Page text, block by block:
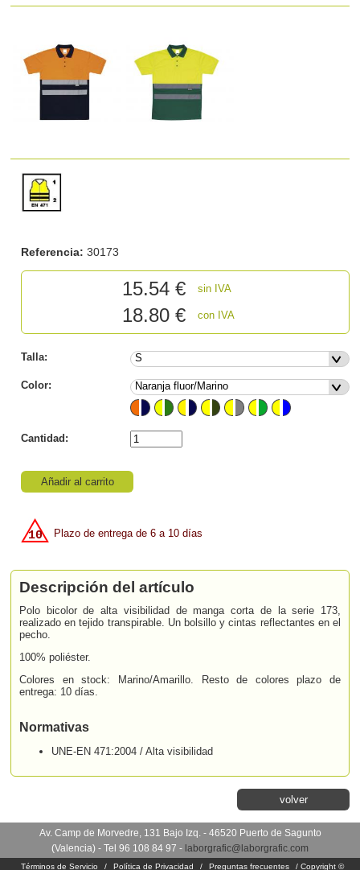
Referencia: 30173
15.54€ sin IVA
18.80 € con IVA
Talla:
Color:
Cantidad:
Añadir al carrito
10 Plazo de entrega de 6 a 10 días
Descripción del artículo
Polo bicolor de alta visibilidad de manga corta de la serie 173,
realizado en tejido transpirable. Un bolsillo y cintas reflectantes en el
pecho.
100% poliéster.
Colores en stock: Marino/Amarillo. Resto de colores plazo de
entrega: 10 días.
Normativas
UNE-EN 471:2004 / Alta visibilidad
volver
Av. Camp de Morvedre, 131 Bajo Izq. - 46520 Puerto de Sagunto
(Valencia) - Tel 96 108 84 97 - laborgrafic@laborgrafic.com
Términos de Servicio / Política de Privacidad / Preguntas frecuentes / Copyright ©